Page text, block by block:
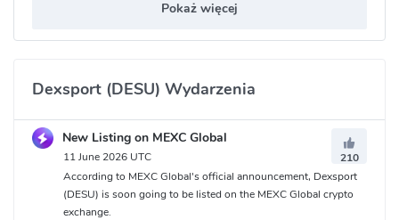
Pokaż więcej
Dexsport (DESU) Wydarzenia
New Listing on MEXC Global
11 June 2026 UTC
210
According to MEXC Global's official announcement, Dexsport
(DESU) is soon going to be listed on the MEXC Global crypto
exchange.